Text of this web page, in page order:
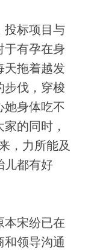
投标项目与
于有孕在身
天拖着越发
步伐，穿梭
她身体吃不
的同时，
，力所能及
儿都有好
本宋纷已在
和领导沟通